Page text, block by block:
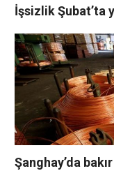
İşsizlik Şubat’ta
Şanghay’da